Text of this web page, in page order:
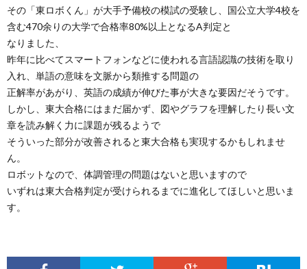
その「東ロボくん」が大手予備校の模試の受験し、国公立大学4校を
含む470余りの大学で合格率80%以上となるA判定と
なりました、
昨年に比べてスマートフォンなどに使われる言語認識の技術を取り
入れ、単語の意味を文脈から類推する問題の
正解率があがり、英語の成績が伸びた事が大きな要因だそうです。
しかし、東大合格にはまだ届かず、図やグラフを理解したり長い文
章を読み解く力に課題が残るようで
そういった部分が改善されると東大合格も実現するかもしれませ
ん。
ロボットなので、体調管理の問題はないと思いますので
いずれは東大合格判定が受けられるまでに進化してほしいと思いま
す。